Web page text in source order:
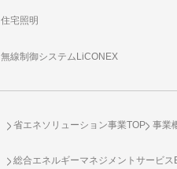
住宅照明
無線制御システムLiCONEX
省エネソリューション事業TOP 事業
総合エネルギーマネジメントサービ